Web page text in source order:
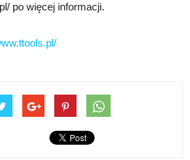
po więcej informacji.